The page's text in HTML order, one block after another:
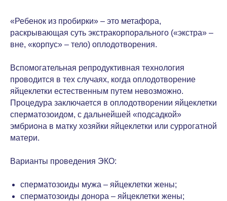
«Ребенок из пробирки» – это метафора,
раскрывающая суть экстракорпорального («экстра» –
вне, «корпус» – тело) оплодотворения.
Вспомогательная репродуктивная технология
проводится в тех случаях, когда оплодотворение
яйцеклетки естественным путем невозможно.
Процедура заключается в оплодотворении яйцеклетки
сперматозоидом, с дальнейшей «подсадкой»
эмбриона в матку хозяйки яйцеклетки или суррогатной
матери.
Варианты проведения ЭКО:
сперматозоиды мужа – яйцеклетки жены;
сперматозоиды донора – яйцеклетки жены;